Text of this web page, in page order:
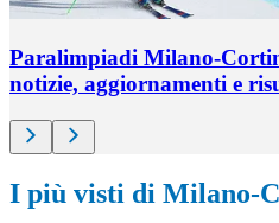
Paralimpiadi Milano-
notizie, aggiornamenti e
I più visti di Milano-